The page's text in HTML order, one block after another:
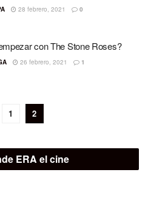
28 febrero, 2021 0
con The Stone Roses?
26 febrero, 2021 1
1 2
ERA el cine